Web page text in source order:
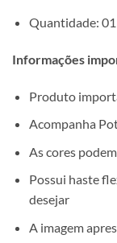
Quantidade:
Informações
Produto
Acompanha
As cores
Possui haste
desejar
A imagem